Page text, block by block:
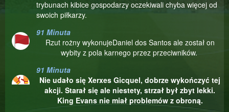
trybunach kibice gospodarzy oczekiwali chyba więcej od
swoich piłkarzy.
91 Minuta
Rzut rożny wykonujeDaniel dos Santos ale został on
wybity z pola karnego przez przeciwników.
91 Minuta
Nie udało się Xerxes Gicquel, dobrze wykończyć tej
akcji. Starał się ale niestety, strzał był zbyt lekki.
King Evans nie miał problemów z obroną.